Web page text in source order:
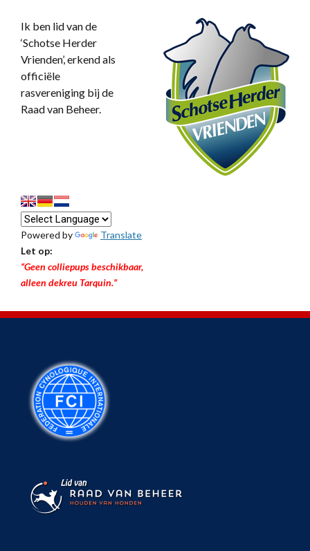
Ik ben lid van de
‘Schotse Herder
Vrienden’, erkend als
officiële
rasvereniging bij de
Raad van Beheer.
Powered by
Translate
Let op:
“Geen colliepups beschikbaar,
alleen dekreu Tarquin.”